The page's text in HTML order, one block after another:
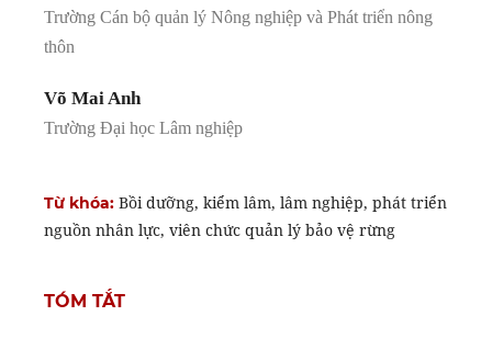
Trường Cán bộ quản lý Nông nghiệp và Phát triển nông
thôn
Võ Mai Anh
Trường Đại học Lâm nghiệp
Từ khóa: Bồi dưỡng, kiểm lâm, lâm nghiệp, phát triển
nguồn nhân lực, viên chức quản lý bảo vệ rừng
TÓM TẮT